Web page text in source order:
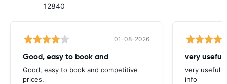
12840
01-08-2026
Good, easy to book and
Good, easy to book and competitive
prices.
very useful
very useful
info